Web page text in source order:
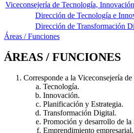
Viceconsejería de Tecnología,
Dirección de Tecnología e
Dirección de Transformación
Áreas / Funciones
ÁREAS / FUNCIONES
Corresponde a la Viceconsejería
Tecnología.
Innovación.
Planificación y Estrategia.
Transformación Digital.
Promoción y desarrollo de
Emprendimiento empresarial.